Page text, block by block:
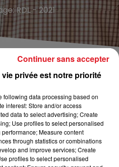
RDL - 2021
12h18
12h18
privée est notre priorité
following data processing based on
interest: Store and/or access
data to select advertising; Create
Use profiles to select personalised
Measure content
through statistics or combinations
and improve services; Create
profiles to select personalised
Continuer sans accepter